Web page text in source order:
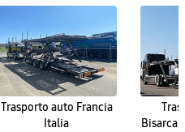
Trasporto auto Francia
Italia